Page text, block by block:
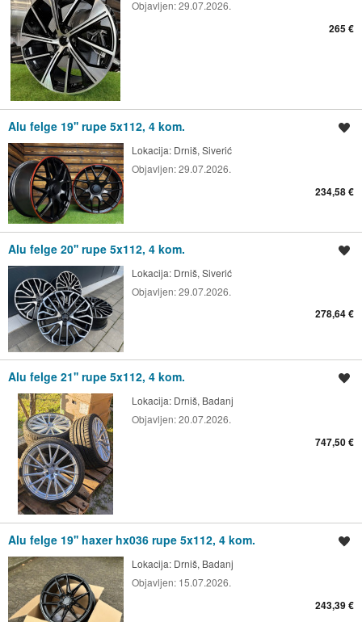
Objavljen:29.07.2026.
265 €
Alu felge 19'' rupe 5x112, 4 kom.
Lokacija: Drniš, Siverić
Objavljen:29.07.2026.
234,58 €
Alu felge 20'' rupe 5x112, 4 kom.
Lokacija: Drniš, Siverić
Objavljen:29.07.2026.
278,64 €
Alu felge 21'' rupe 5x112, 4 kom.
Lokacija: Drniš, Badanj
Objavljen:20.07.2026.
747,50 €
Alu felge 19'' haxer hx036 rupe 5x112, 4 kom.
Lokacija: Drniš, Badanj
Objavljen: 15.07.2026.
243,39 €